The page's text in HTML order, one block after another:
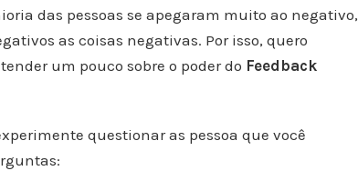
das pessoas se apegaram muito ao negativo,
as coisas negativas. Por isso, quero
um pouco sobre o poder do Feedback
questionar as pessoa que você